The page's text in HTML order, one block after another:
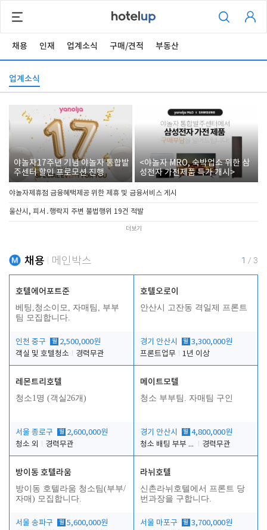
채용 인재 업계소식 구매/견적 부동산
업계소식
야놀자17주년 기념 야놀자 통합발
주센터 할인 프로모션 진행
<야놀자 MRO, 숙박업소 위한 삼
성전자 가전제품 특가 개시>
야놀자제휴점 금융혜택제공 위한 제휴 및 금융서비스 게시
울산시, 피서․행락지 주변 불법행위 19건 적발
더보기
채용 메인박스 1 / 3
호텔에어포트준
베팅,청소이모, 자매팀, 부부
팀 모집합니다.
인천 중구 월 2,500,000원
객실 및 호텔청소
경력무관
호텔오로이
안산시 고잔동 격일제 프론트
경기 안산시 월 3,300,000원
프론트업무
1년 이상
레몬트리호텔
청소1명 (객실26개)
서울 종로구 월 2,600,000원
청소 외
경력무관
메이트모텔
청소 부부팀. 자매팀 구인
경기 안산시 월 4,800,000원
청소 배팅 부부 구합니다
경력무관
방이동 호텔라움
방이동 호텔라움 청소팀(부부/
자매) 모집합니다.
서울 송파구 월 5,600,000원
라뉘호텔
신촌라뉘호텔에서 프론트 당
번과장을 구합니다.
서울 마포구 월 3,700,000원